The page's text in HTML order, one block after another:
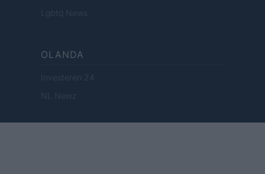
Lgbtq News
OLANDA
Investeren 24
NL Newz